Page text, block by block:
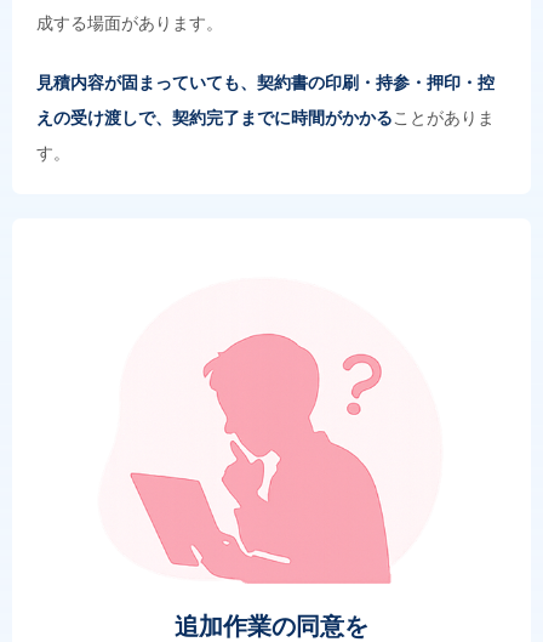
成する場面があります。
見積内容が固まっていても、契約書の印刷・持参・押印・控
えの受け渡しで、契約完了までに時間がかかることがありま
す。
追加作業の同意を